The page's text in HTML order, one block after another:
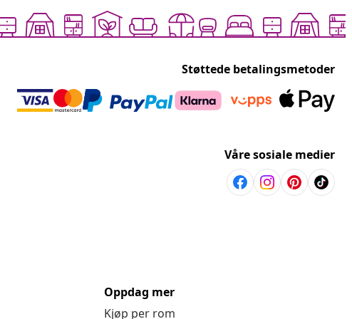
Støttede betalingsmetoder
Våre sosiale medier
Oppdag mer
Kjøp per rom